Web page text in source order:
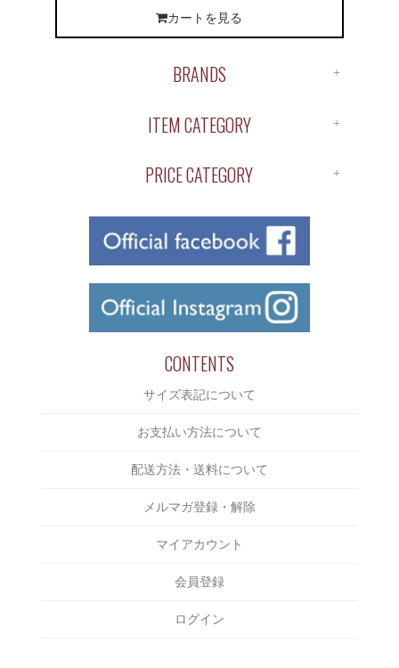
カートを見る
BRANDS
ANTIDOTE
APOTHEKE
ChahChah
CLUCT
COOTIE
Eanbe
EVILACT
EXODUS
FAT
FOURTHIRTY
ITEM CATEGORY
SHIRTS
S/S TEE
L/S TEE
CUTSAW
JACKET
CAP/HAT
SHOES
ACCESSORIES
BAG
PRICE CATEGORY
￥1,000～￥2,000
￥2,000～￥3,000
￥3,000～￥4,000
￥4,000～￥5,000
￥5,000～￥6,000
￥6,000～￥7,000
￥7,000～￥8,000
￥9,000～￥10,000
￥10,000～￥15,000
￥15,000～￥20,000
￥20,000～￥25,000
CONTENTS
サイズ表記について
お支払い方法について
配送方法・送料について
メルマガ登録・解除
マイアカウント
会員登録
ログイン